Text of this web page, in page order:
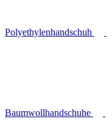
Polyethylenhandschuh
Baumwollhandschuhe